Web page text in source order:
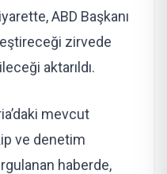
ABD Başkanı
zirvede
aktarıldı.
mevcut
ve denetim
haberde,